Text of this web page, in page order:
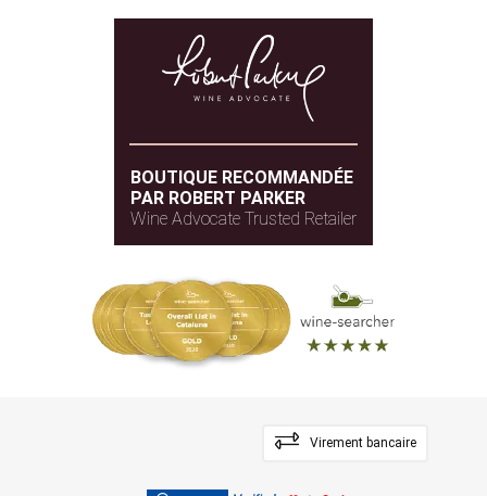
BOUTIQUE RECOMMANDÉE
PAR ROBERT PARKER
Wine Advocate Trusted Retailer
Virement bancaire